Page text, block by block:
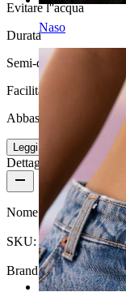
Naso
Evitare l''acqua
Durata
Semi-durevole
Facilità d'uso
Abbastanza facile
Leggi di più
Dettagli del prodotto
Nome:Piercing
SKU:Belly-513
Brand:Bodymod Trend